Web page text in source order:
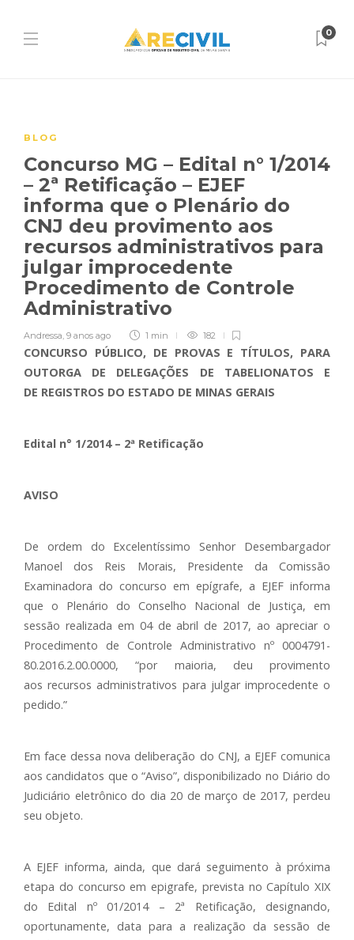
0
BLOG
Concurso MG – Edital n° 1/2014
– 2ª Retificação – EJEF
informa que o Plenário do
CNJ deu provimento aos
recursos administrativos para
julgar improcedente
Procedimento de Controle
Administrativo
Andressa, 9 anos ago 1 min 182
CONCURSO PÚBLICO, DE PROVAS E TÍTULOS, PARA
OUTORGA DE DELEGAÇÕES DE TABELIONATOS E
DE REGISTROS DO ESTADO DE MINAS GERAIS
Edital n° 1/2014 – 2ª Retificação
AVISO
De ordem do Excelentíssimo Senhor Desembargador
Manoel dos Reis Morais, Presidente da Comissão
Examinadora do concurso em epígrafe, a EJEF informa
que o Plenário do Conselho Nacional de Justiça, em
sessão realizada em 04 de abril de 2017, ao apreciar o
Procedimento de Controle Administrativo nº 0004791-
80.2016.2.00.0000, “por maioria, deu provimento
aos recursos administrativos para julgar improcedente o
pedido.”
Em face dessa nova deliberação do CNJ, a EJEF comunica
aos candidatos que o “Aviso”, disponibilizado no Diário do
Judiciário eletrônico do dia 20 de março de 2017, perdeu
seu objeto.
A EJEF informa, ainda, que dará seguimento à próxima
etapa do concurso em epigrafe, prevista no Capítulo XIX
do Edital nº 01/2014 – 2ª Retificação, designando,
oportunamente, data para a realização da sessão de